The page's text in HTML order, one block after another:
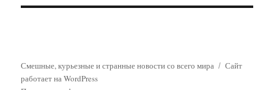
Смешные, курьезные и странные новости со всего мира
Сайт
работает на WordPress